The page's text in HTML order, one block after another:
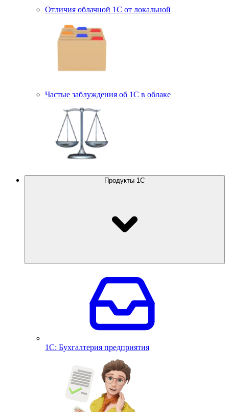
Отличия облачной 1С от локальной
Частые заблуждения об 1С в облаке
Продукты 1С
1С: Бухгалтерия предприятия